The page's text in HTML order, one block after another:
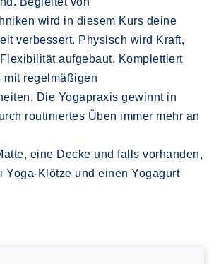
wird in diesem Kurs deine
verbessert. Physisch wird Kraft,
aufgebaut. Komplettiert
mit regelmäßigen
Die Yogapraxis gewinnt in
routiniertes Üben immer mehr an
eine Decke und falls vorhanden,
Yoga-Klötze und einen Yogagurt